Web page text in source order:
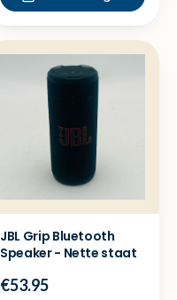
JBL Grip Bluetooth
Speaker - Nette staat
€53.95